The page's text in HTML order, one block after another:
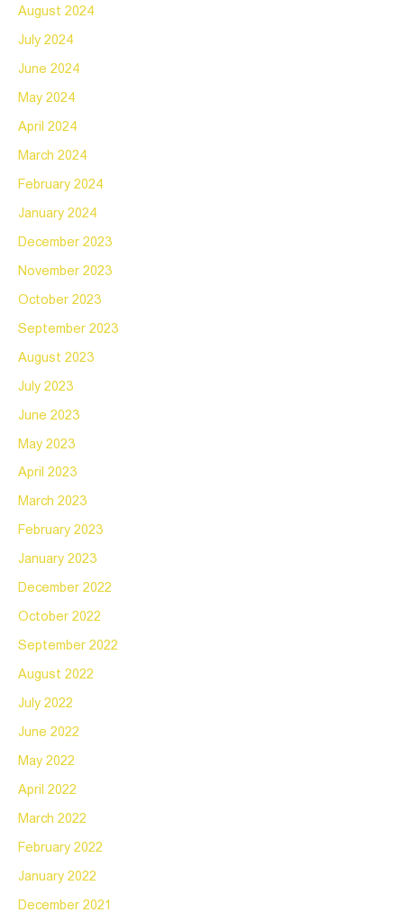
August 2024
July 2024
June 2024
May 2024
April 2024
March 2024
February 2024
January 2024
December 2023
November 2023
October 2023
September 2023
August 2023
July 2023
June 2023
May 2023
April 2023
March 2023
February 2023
January 2023
December 2022
October 2022
September 2022
August 2022
July 2022
June 2022
May 2022
April 2022
March 2022
February 2022
January 2022
December 2021